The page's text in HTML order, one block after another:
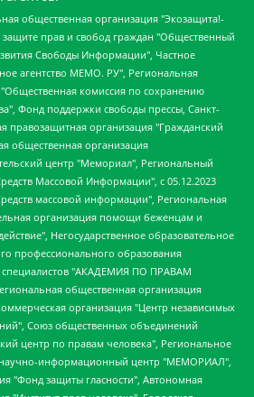
Борисович, Чуракова Ольга Владимировна, Ярош Юлия Петровна, Юридическое лицо "The Insider SIA", зарегистрированное в Риге, Латвийская Республика (дата регистрации 26.06.2015), являющееся администратором доменного имени интернет-издания "The Insider SIA", https://theins.ru, Постернак Алексей Евгеньевич, Рубин Михаил Аркадьевич, Анин Роман Александрович, Юридическое лицо Istories fonds, зарегистрированное в Латвийской Республике (регистрационный номер 50008295751, дата регистрации 24.02.2020), Великовский Дмитрий Александрович, Долинина Ирина Николаевна, Мароховская Алеся Алексеевна, Шлейнов Роман Юрьевич, Шмагун Олеся Валентиновна, Общество с ограниченной ответственностью "Альтаир 2021", Общество с ограниченной ответственностью "Вега 2021", Общество с ограниченной ответственностью "Главный редактор 2021", Общество с ограниченной ответственностью "Ромашки монолит", Важенков Артем Валерьевич, Ивановская областная общественная организация "Центр гендерных исследований", Гурман Юрий Альбертович, Медиапроект "ОВД-Инфо", Егоров Владимир Владимирович, Жилинский Владимир Александрович, Общество с ограниченной ответственностью "ЗП", Иванова София Юрьевна, Карезина Инна Павловна, Кильтау Екатерина Викторовна, Петров Алексей Викторович, Пискунов Сергей Евгеньевич, Смирнов Сергей Сергеевич, Тихонов Михаил Сергеевич, Общество с ограниченной ответственностью "ЖУРНАЛИСТ-ИНОСТРАННЫЙ АГЕНТ", Арапова Галина Юрьевна, Вольтская Татьяна Анатольевна, Американская компания "Mason G.E.S. Anonymous Foundation" (США), являющаяся владельцем интернет-издания https://mnews.world/, Компания "Stichting Bellingcat", зарегистрированная в Нидерландах (дата регистрации 11.07.2018), Захаров Андрей Вячеславович, Клепиковская Екатерина Дмитриевна, Общество с ограниченной ответственностью "МЕМО", Перл Роман Александрович, Симонов Евгений Алексеевич, Соловьева Елена Анатольевна, Сотников Даниил Владимирович, Сурначева Елизавета Дмитриевна, Автономная некоммерческая организация по защите прав человека и информированию населения "Якутия – Наше Мнение", Общество с ограниченной ответственностью "Москоу диджитал медиа", с 26.01.2023 Общество с ограниченной ответственностью "Чайка Белые сады", Ветошкина Валерия Валерьевна, Заговора Максим Александрович, Межрегиональное общественное движение "Российская ЛГБТ - сеть", Оленичев Максим Владимирович, Павлов Иван Юрьевич, Скворцова Елена Сергеевна, Общество с ограниченной ответственностью "Как бы инагент", Кочетков Игорь Викторович, Общество с ограниченной ответственностью "Честные выборы", Еланчик Олег Александрович, Общество с ограниченной ответственностью "Нобелевский призыв", Гималова Регина Эмилевна, Григорьев Андрей Валерьевич, Григорьева Алина Александровна, Ассоциация по содействию защите прав призывников, альтернативнослужащих и военнослужащих "Правозащитная группа "Гражданин.Армия.Право", Хисамова Регина Фаритовна, Автономная некоммерческая организация по реализации социально-правовых программ "Лилит", Дальневосточное общественное движение "Маяк", Санкт-Петербургская ЛГБТ-инициативная группа "Выход", Инициативная группа ЛГБТ+ "Реверс", Алексеев Андрей Викторович, Бекбулатова Таисия Львовна, Беляев Иван Михайлович, Владыкина Елена Сергеевна, Гельман Марат Александрович, Никульшина Вероника Юрьевна, Толоконникова Надежда Андреевна, Шендерович Виктор Анатольевич, Общество с ограниченной ответственностью "Данное сообщение", Общество с ограниченной ответственностью Издательский дом "Новая глава", Айнбиндер Александра Александровна, Московский комьюнити-центр для ЛГБТ+инициатив, Благотворительный фонд развития филантропии, Deutsche Welle (Германия, Kurt-Schumacher-Strasse 3, 53113 Bonn), Борзунова Мария Михайловна, Воробьев Виктор Викторович, Голубева Анна Львовна, Константинова Алла Михайловна, Малкова Ирина Владимировна, Мурадов Мурад Абдулгалимович, Осетинская Елизавета Николаевна, Понасенков Евгений Николаевич, Ганапольский Матвей Юрьевич, Киселев Евгений Алексеевич, Борухович Ирина Григорьевна, Дремин Иван Тимофеевич, Дубровский Дмитрий Викторович, Красноярская региональная общественная организация поддержки и развития альтернативных образовательных технологий и межкультурных коммуникаций "ИНТЕРРА", Маяковская Екатерина Алексеевна, Фейгин Марк Захарович, Филимонов Андрей Викторович, Дзугкоева Регина Николаевна, Доброхотов Роман Александрович, Дудь Юрий Александрович, Елкин Сергей Владимирович, Кругликов Кирилл Игоревич, Сабунаева Мария Леонидовна, Семенов Алексей Владимирович, Шаинян Карен Багратович, Шульман Екатерина Михайловна, Асафьев Артур Валерьевич, Вахштайн Виктор Семенович, Венедиктов Алексей Алексеевич, Лушникова Екатерина Евгеньевна, Волков Леонид Михайлович, Невзоров Александр Глебович, Пархоменко Сергей Борисович, Сироткин Ярослав Николаевич, Кара-Мурза Владимир Владимирович, Баранова Наталья Владимировна, Гозман Леонид Яковлевич, Кагарлицкий Борис Юльевич, Климарев Михаил Валерьевич, Милов Владимир Станиславович, Автономная некоммерческая организация Краснодарский центр современного искусства "Типография", Моргенштерн Алишер Тагирович, Соболь Любовь Эдуардовна, Общество с ограниченной ответственностью "ЛИЗА НОРМ", Каспаров Гарри Кимович, Ходорковский Михаил Борисович, Общество с ограниченной ответственностью "Апрельские тезисы", Данилович Ирина Брониславовна, Кашин Олег Владимирович, Петров Николай Владимирович, Пивоваров Алексей Владимирович, Соколов Михаил Владимирович, Цветкова Юлия Владимировна, Чичваркин Евгений Александрович, Комитет против пыток/Команда против пыток, Общество с ограниченной ответственностью "Первый научный", Общество с ограниченной ответственностью "Вертолет и ко", Белоцерковская Вероника Борисовна, Кац Максим Евгеньевич, Лазарева Татьяна Юрьевна, Шаведдинов Руслан Табризович, Яшин Илья Валерьевич, Общество с ограниченной ответственностью "Иноагент ААВ", Алешковский Дмитрий Петрович, Альбац Евгения Марковна, Быков Дмитрий Львович, Галямина Юлия Евгеньевна, Лойко Сергей Леонидович, Мартынов Кирилл Константинович, Медведев Сергей Александрович, Крашенинников Федор Геннадиевич, Гордеева Катерина Вл